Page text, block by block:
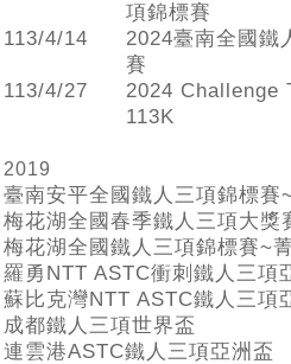
項錦標賽
113/4/14
2024臺南全國鐵
賽
113/4/27
2024 Challenge
113K
2019
臺南安平全國鐵人三項錦標賽
梅花湖全國春季鐵人三項大獎
梅花湖全國鐵人三項錦標賽~
羅勇NTT ASTC衝刺鐵人三項
蘇比克灣NTT ASTC鐵人三項
成都鐵人三項世界盃
連雲港ASTC鐵人三項亞洲盃